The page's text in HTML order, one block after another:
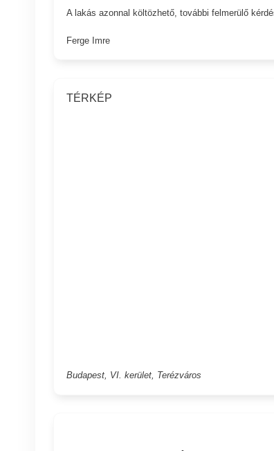
A lakás azonnal költözhető, további felmerülő
Ferge Imre
TÉRKÉP
Budapest, VI. kerület, Terézváros